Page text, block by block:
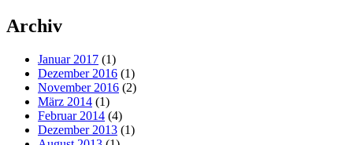
Archiv
Januar 2017 (1)
Dezember 2016 (1)
November 2016 (2)
März 2014 (1)
Februar 2014 (4)
Dezember 2013 (1)